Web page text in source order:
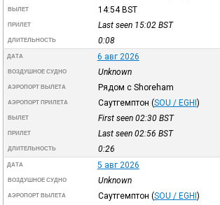
ВЫЛЕТ 14:54BST
ПРИЛЕТ Last seen 15:02 BST
ДЛИТЕЛЬНОСТЬ 0:08
ДАТА 6 авг 2026
ВОЗДУШНОЕ СУДНО Unknown
АЭРОПОРТ ВЫЛЕТА Рядом с Shoreham
АЭРОПОРТ ПРИЛЕТА Саутгемптон (SOU / EGHI)
ВЫЛЕТ First seen 02:30 BST
ПРИЛЕТ Last seen 02:56 BST
ДЛИТЕЛЬНОСТЬ 0:26
ДАТА 5 авг 2026
ВОЗДУШНОЕ СУДНО Unknown
АЭРОПОРТ ВЫЛЕТА Саутгемптон (SOU / EGHI)